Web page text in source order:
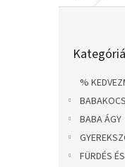
átugrása
%
BABA ÁGY
FÜRDÉS